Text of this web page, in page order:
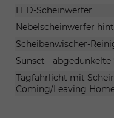
LED-Scheinwerfer
Nebelscheinwerfer
Scheibenwischer-
Sunset -
Tagfahrlicht mit
Coming/Leaving